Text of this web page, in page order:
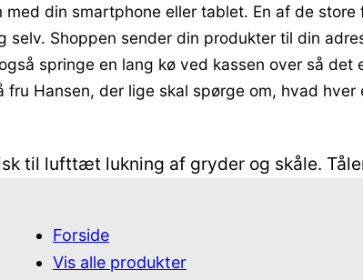
din smartphone eller tablet. En af de
Shoppen sender din produkter til din
springe en lang kø ved kassen over så
Hansen, der lige skal spørge om, hvad hver
til lufttæt lukning af gryder og skåle.
Forside
Vis alle produkter